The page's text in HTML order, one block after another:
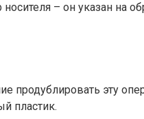
– он указан на
продублировать эту
пластик.